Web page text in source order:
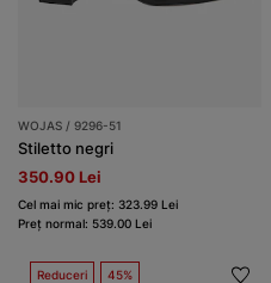
WOJAS / 9296-51
Stiletto negri
350.90 Lei
Cel mai mic preț: 323.99 Lei
Preț normal: 539.00 Lei
Reduceri 45%